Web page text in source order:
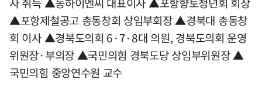
▲포항제철공고 총동창회 상임부회장 ▲경북대 총동창
회 이사 ▲경북도의회 6·7·8대 의원, 경북도의회 운영
위원장·부의장 ▲국민의힘 경북도당 상임부위원장 ▲
국민의힘 중앙연수원 교수